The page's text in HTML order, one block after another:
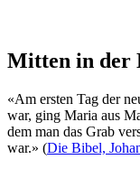
Mitten in der
«Am ersten Tag der
war, ging Maria aus
dem man das Grab
war.» (Die Bibel,